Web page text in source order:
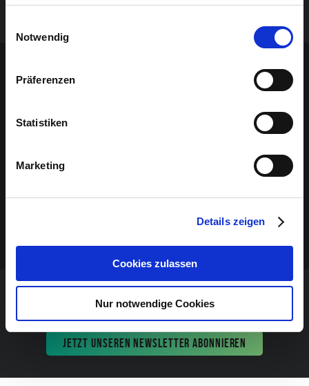
Notwendig
Präferenzen
Statistiken
Marketing
Details zeigen
Cookies zulassen
Nur notwendige Cookies
Reputation.
VERANSTALTUNG VERPASST?
JETZT UNSEREN NEWSLETTER ABONNIEREN